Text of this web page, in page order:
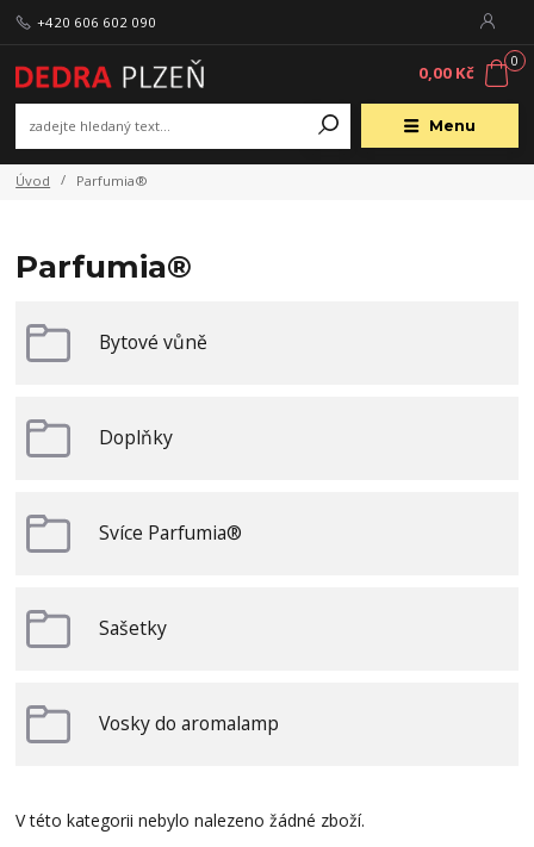
Menu
+420 606 602 090
0
0,00 Kč
Úvod Parfumia®
Parfumia®
Bytové vůně
Doplňky
Svíce Parfumia®
Sašetky
Vosky do aromalamp
V této kategorii nebylo nalezeno žádné zboží.